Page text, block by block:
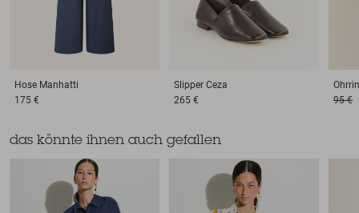
Hose Manhatti
175 €
Slipper Ceza
265 €
95 €
das könnte ihnen auch gefallen